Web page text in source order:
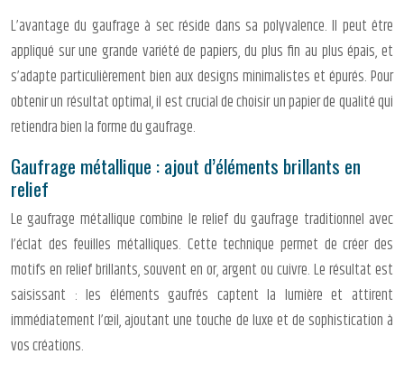
L’avantage du gaufrage à sec réside dans sa polyvalence. Il peut être
appliqué sur une grande variété de papiers, du plus fin au plus épais, et
s’adapte particulièrement bien aux designs minimalistes et épurés. Pour
obtenir un résultat optimal, il est crucial de choisir un papier de qualité qui
retiendra bien la forme du gaufrage.
Gaufrage métallique : ajout d’éléments brillants en
relief
Le gaufrage métallique combine le relief du gaufrage traditionnel avec
l’éclat des feuilles métalliques. Cette technique permet de créer des
motifs en relief brillants, souvent en or, argent ou cuivre. Le résultat est
saisissant : les éléments gaufrés captent la lumière et attirent
immédiatement l’œil, ajoutant une touche de luxe et de sophistication à
vos créations.